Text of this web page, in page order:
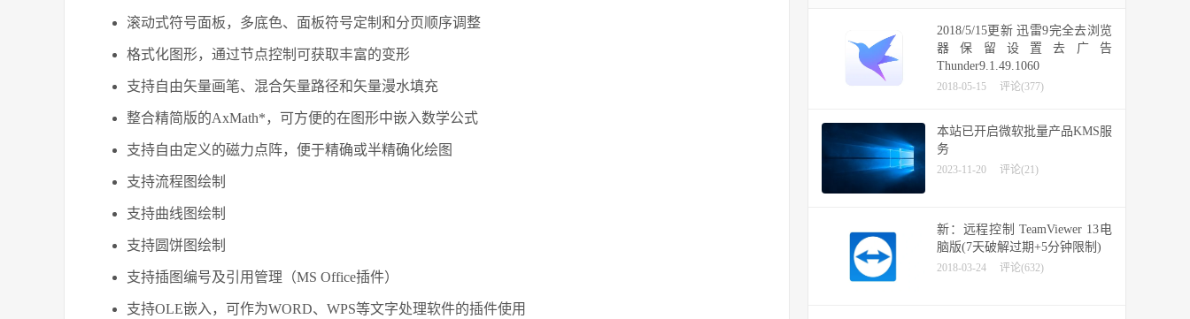
滚动式符号面板，多底色、面板符号定制和分页顺序调整
格式化图形，通过节点控制可获取丰富的变形
支持自由矢量画笔、混合矢量路径和矢量漫水填充
整合精简版的AxMath*，可方便的在图形中嵌入数学公式
支持自由定义的磁力点阵，便于精确或半精确化绘图
支持流程图绘制
支持曲线图绘制
支持圆饼图绘制
支持插图编号及引用管理（MS Office插件）
支持OLE嵌入，可作为WORD、WPS等文字处理软件的插件使用
2018/5/15更新 迅雷9完全去浏览
器保留设置去广告
Thunder9.1.49.1060
2018-05-15 评论(377)
本站已开启微软批量产品KMS服
务
2023-11-20 评论(21)
新：远程控制 TeamViewer 13电
脑版(7天破解过期+5分钟限制)
2018-03-24 评论(632)